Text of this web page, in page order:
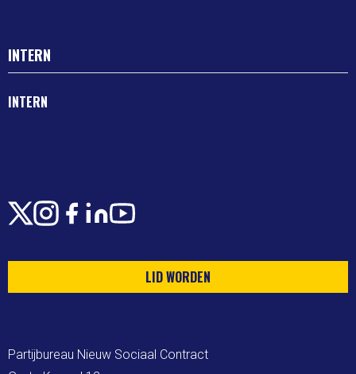
INTERN
INTERN
X Instagram
Facebook
LinkedIn
Youtube
LID WORDEN
Partijbureau Nieuw Sociaal Contract